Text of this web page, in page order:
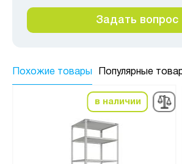
Задать вопрос
Похожие товары Популярные
в наличии